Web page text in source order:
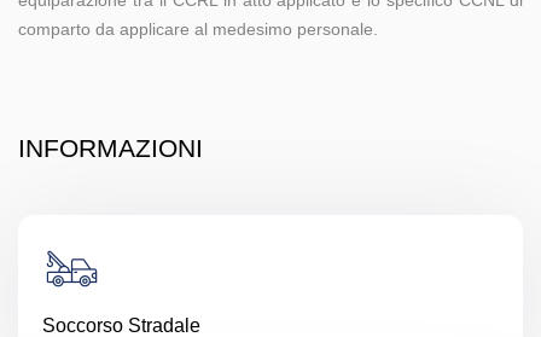
comparto da applicare al medesimo personale.
INFORMAZIONI
Soccorso Stradale